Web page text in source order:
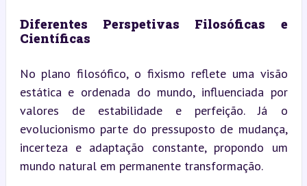
Diferentes Perspetivas Filosóficas e
Científicas
No plano filosófico, o fixismo reflete uma visão
estática e ordenada do mundo, influenciada por
valores de estabilidade e perfeição. Já o
evolucionismo parte do pressuposto de mudança,
incerteza e adaptação constante, propondo um
mundo natural em permanente transformação.